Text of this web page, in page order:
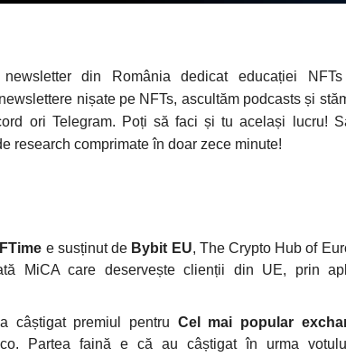
din România dedicat educației NFTs
nișate pe NFTs, ascultăm podcasts și
ori Telegram. Poți să faci și tu același lucru!
research comprimate în doar zece minute!
e susținut de Bybit EU, The Crypto Hub of
MiCA care deservește clienții din UE, prin
câștigat premiul pentru Cel mai popular
Partea faină e că au câștigat în urma